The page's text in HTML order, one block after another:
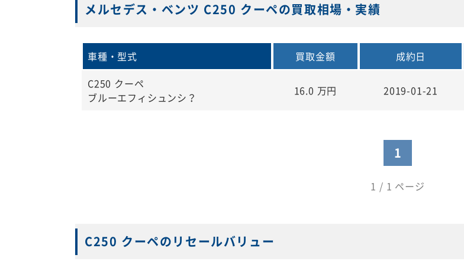
メルセデス・ベンツ C250 クーペの買取相場・実績
車種・型式 買取金額 成約日
C250 クーペ
ブルーエフィシュンシ？
16.0 万円 2019-01-21
1
1 / 1 ページ
C250 クーペのリセールバリュー